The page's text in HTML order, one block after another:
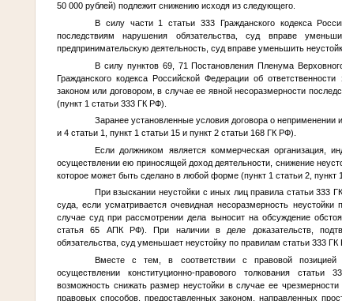
50 000 рублей) подлежит снижению исходя из следующего.
В силу части 1 статьи 333 Гражданского кодекса
последствиям нарушения обязательства, суд вправе
предпринимательскую деятельность, суд вправе уменьшить
В силу пунктов 69, 71 Постановления Пленума
Гражданского кодекса Российской Федерации об
законом или договором, в случае ее явной несоразмерности
(пункт 1 статьи 333 ГК РФ).
Заранее установленные условия договора о
и 4 статьи 1, пункт 1 статьи 15 и пункт 2 статьи 168 ГК РФ).
Если должником является коммерческая организация,
осуществлении ею приносящей доход деятельности, снижение
которое может быть сделано в любой форме (пункт 1 статьи 2, пункт
При взыскании неустойки с иных лиц правила статьи 333
суда, если усматривается очевидная несоразмерность
случае суд при рассмотрении дела выносит на обсуждение
статья 65 АПК РФ). При наличии в деле доказательств,
обязательства, суд уменьшает неустойку по правилам статьи 333 ГК
Вместе с тем, в соответствии с правовой позицией
осуществлении конституционно-правового толкования
возможность снижать размер неустойки в случае ее
правовых способов, предоставленных законом, направленных